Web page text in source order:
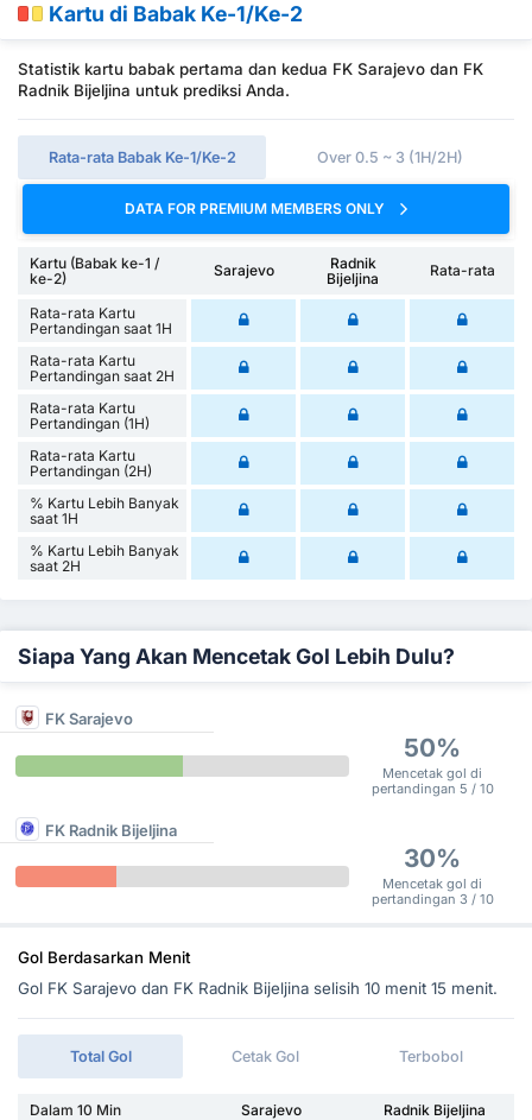
Kartu di Babak Ke-1/Ke-2
Statistik kartu babak pertama dan kedua FK Sarajevo dan FK
Radnik Bijeljina untuk prediksi Anda.
Rata-rata Babak Ke-1/Ke-2 Over 0.5 ~ 3 (1H/2H)
DATA FOR PREMIUM MEMBERS ONLY
Kartu (Babak ke-1 /
ke-2)
Sarajevo
Radnik
Bijeljina
Rata-rata
Rata-rata Kartu
Pertandingan saat 1H
Rata-rata Kartu
Pertandingan saat 2H
Rata-rata Kartu
Pertandingan (1H)
Rata-rata Kartu
Pertandingan (2H)
% Kartu Lebih Banyak
saat 1H
% Kartu Lebih Banyak
saat 2H
Siapa Yang Akan Mencetak Gol Lebih Dulu?
FK Sarajevo
50%
Mencetak gol di
pertandingan 5 / 10
FK Radnik Bijeljina
30%
Mencetak gol di
pertandingan 3 / 10
Gol Berdasarkan Menit
Gol FK Sarajevo dan FK Radnik Bijeljina selisih 10 menit 15 menit.
Total Gol Cetak Gol Terbobol
Dalam 10 Min Sarajevo
Radnik Bijeljina